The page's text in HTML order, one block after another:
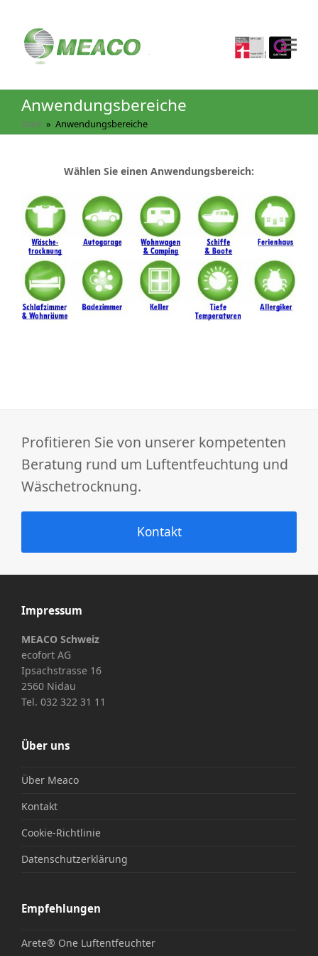
Anwendungsbereiche
Start » Anwendungsbereiche
Wählen Sie einen Anwendungsbereich:
Profitieren Sie von unserer kompetenten
Beratung rund um Luftentfeuchtung und
Wäschetrocknung.
Kontakt
Impressum
MEACO Schweiz
ecofort AG
Ipsachstrasse 16
2560 Nidau
Tel. 032 322 31 11
Über uns
Über Meaco
Kontakt
Cookie-Richtlinie
Datenschutzerklärung
Empfehlungen
Arete® One Luftentfeuchter